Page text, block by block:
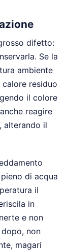
difetto:
Se la
ambiente
residuo
il colore
reagire
alterando il
di acqua
il
in
e non
non
magari